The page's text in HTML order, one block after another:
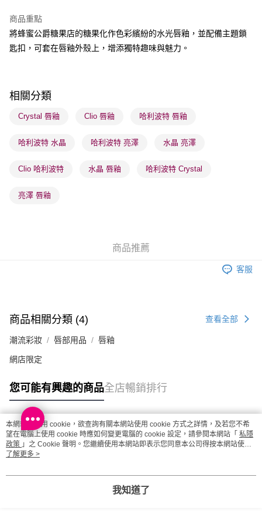
送貨方式
順豐自助櫃 - 確認發貨後1-3個工作天送達
順豐站及營業點 - 確認發貨後1-3個工作天送達
物流公司進行物流配送
取。逾期會取消訂單，並不會安排重寄
取。逾期會取消訂單，並不會安排重寄
商品重點
將蜂蜜公爵糖果店的糖果化作色彩繽紛的水光唇釉，並配備主題鎖
匙扣，可套在唇釉外殼上，增添獨特趣味與魅力。
相關分類
Crystal 唇釉 Clio 唇釉 哈利波特 唇釉
哈利波特 水晶 哈利波特 亮澤 水晶 亮澤
Clio 哈利波特 水晶 唇釉 哈利波特 Crystal
亮澤 唇釉
商品推薦
客服
商品相關分類 (4) 查看全部
潮流彩妝 唇部用品 唇釉
網店限定
您可能有興趣的商品全店暢銷排行
熱門標籤
熱銷排行
本網站中使用 cookie，欲查詢有關本網站使用 cookie 方式之詳情，及若您不希
望在電腦上使用 cookie 時應如何變更電腦的 cookie 設定，請參閱本網站「 私隱
政策 」之 Cookie 聲明。您繼續使用本網站即表示您同意本公司得按本網站使用
條款之 Cookie 聲明使用 cookie。
了解更多 >
我知道了